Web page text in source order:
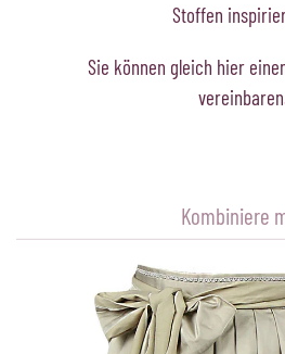
Stoffen
Sie können gleich hier
Kombiniere